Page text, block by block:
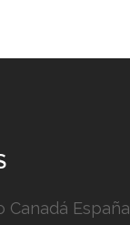
Canadá España